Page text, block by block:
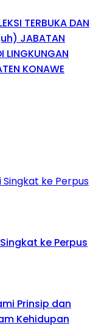
TERBUKA DAN
JABATAN
LINGKUNGAN
KONAWE
ke Perpus
Prinsip dan
Kehidupan